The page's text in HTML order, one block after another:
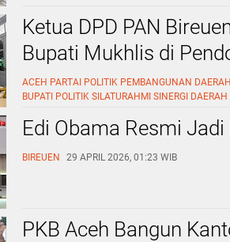
Ketua DPD PAN
Bupati Mukhlis di
ACEH PARTAI POLITIK PEMBANGUNAN DAERAH
BUPATI POLITIK SILATURAHMI SINERGI DAERAH
Edi Obama Resmi
BIREUEN 29 APRIL 2026, 01:23 WIB
PKB Aceh Bangun